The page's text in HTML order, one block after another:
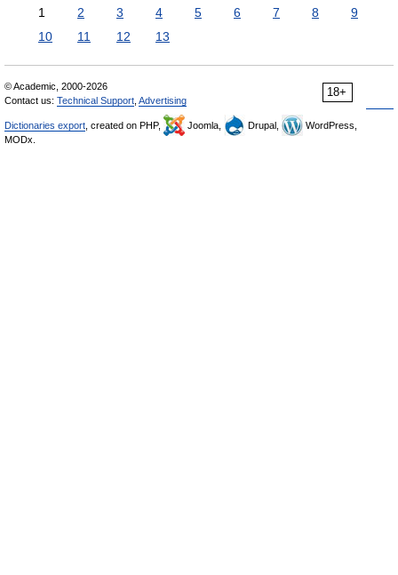
1 2 3 4 5 6 7 8
9
10
11 12 13
18+
© Academic, 2000-2026
Contact us: Technical Support Advertising
Dictionaries export , created on PHP, Joomla, Drupal,
WordPress,
MODx.